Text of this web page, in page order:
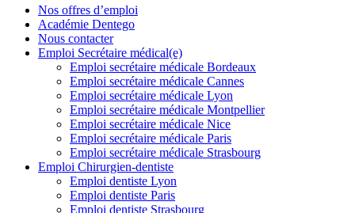
Nos offres d’emploi
Académie Dentego
Nous contacter
Emploi Secrétaire médical(e)
Emploi secrétaire médicale Bordeaux
Emploi secrétaire médicale Cannes
Emploi secrétaire médicale Lyon
Emploi secrétaire médicale Montpellier
Emploi secrétaire médicale Nice
Emploi secrétaire médicale Paris
Emploi secrétaire médicale Strasbourg
Emploi Chirurgien-dentiste
Emploi dentiste Lyon
Emploi dentiste Paris
Emploi dentiste Strasbourg